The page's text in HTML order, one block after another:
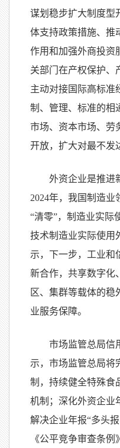
谋划稳步扩大制度型
体支持政策措施、推
作用和加强外商投资
关部门在产权保护、
主动对接国际高标准
制、管理、标准的相
市场、资本市场、劳
开放，扩大对最不发
外资企业是推进
2024年，我国制造
“清零”，制造业实际
技术制造业实际使用
示，下一步，工业和
新合作，共享数字化
区、集群等载体的稳
业服务保障。
市场监管总局信
示，市场监管总局将
制，持续健全特殊食
机制；深化外资企业
解决企业年报“多头
《公平竞争审查条